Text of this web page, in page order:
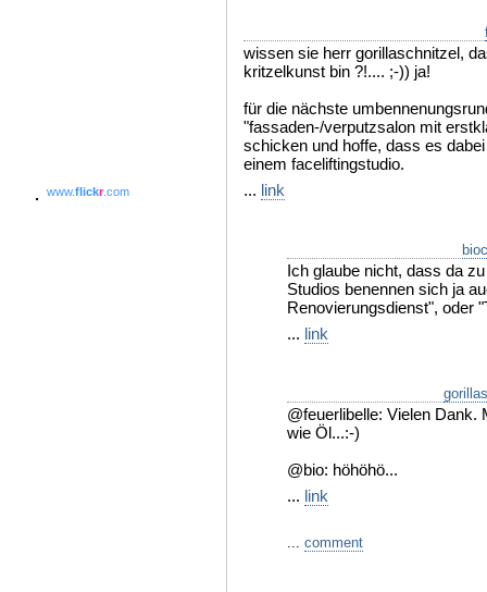
www.flickr.com
wissen sie herr gorillaschnitzel,
kritzelkunst bin ?!.... ;-)) ja!
für die nächste
"fassaden-/verputzsalon mit
schicken und hoffe, dass es
einem faceliftingstudio.
... link
Ich glaube nicht, dass da
Studios benennen sich ja
Renovierungsdienst", oder
... link
@feuerlibelle: Vielen
wie Öl...:-)
@bio: höhöhö...
... link
... comment